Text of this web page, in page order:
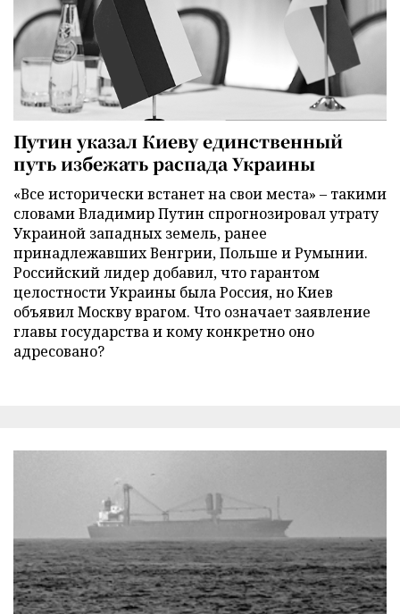
Путин указал Киеву единственный
путь избежать распада Украины
«Все исторически встанет на свои места» – такими
словами Владимир Путин спрогнозировал утрату
Украиной западных земель, ранее
принадлежавших Венгрии, Польше и Румынии.
Российский лидер добавил, что гарантом
целостности Украины была Россия, но Киев
объявил Москву врагом. Что означает заявление
главы государства и кому конкретно оно
адресовано?